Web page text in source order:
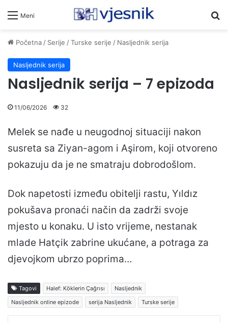
Meni
Početna/ Serije /Turske serije / Nasljednik serija
Nasljednik serija
Nasljednik serija – 7 epizoda
11/06/2026 32
Melek se nađe u neugodnoj situaciji nakon
susreta sa Ziyan-agom i Aşirom, koji otvoreno
pokazuju da je ne smatraju dobrodošlom.
Dok napetosti između obitelji rastu, Yıldız
pokušava pronaći način da zadrži svoje
mjesto u konaku. U isto vrijeme, nestanak
mlade Hatçik zabrine ukućane, a potraga za
djevojkom ubrzo poprima…
Tagovi Halef: Köklerin Çağrısı
Nasljednik
Nasljednik online epizode
serija Nasljednik Turske serije